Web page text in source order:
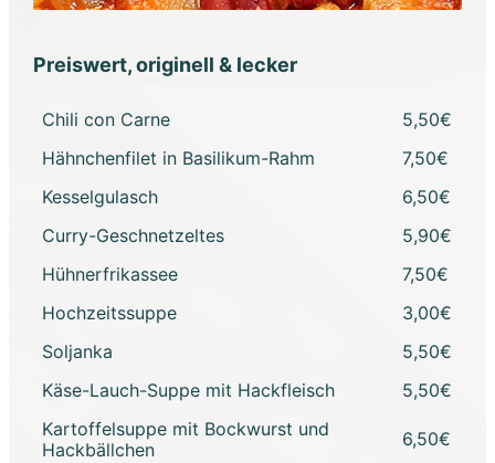
Preiswert, originell & lecker
Chili con Carne
5,50€
Hähnchenfilet in Basilikum-Rahm
7,50€
Kesselgulasch
6,50€
Curry-Geschnetzeltes
5,90€
Hühnerfrikassee
7,50€
Hochzeitssuppe
3,00€
Soljanka
5,50€
Käse-Lauch-Suppe mit Hackfleisch
5,50€
Kartoffelsuppe mit Bockwurst und
Hackbällchen
6,50€